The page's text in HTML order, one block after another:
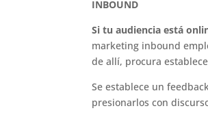
INBOUND
Si tu audiencia está
marketing inbound
de allí, procura
Se establece un
presionarlos con